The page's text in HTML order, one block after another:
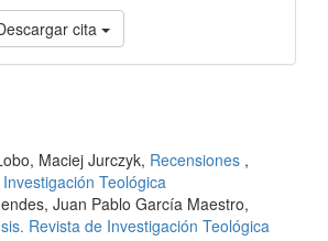
cita
Maciej Jurczyk, Recensiones ,
Teológica
Juan Pablo García Maestro,
Revista de Investigación Teológica